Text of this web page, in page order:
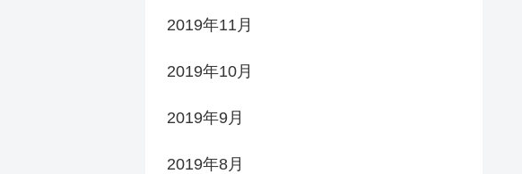
2019年11月
2019年10月
2019年9月
2019年8月